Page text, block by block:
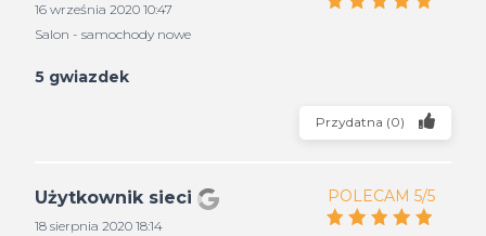
16 września 2020 10:47
Salon - samochody nowe
5 gwiazdek
Przydatna (0)
Użytkownik sieci
18 sierpnia 2020 18:14
POLECAM 5/5